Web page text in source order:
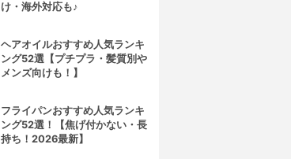
け・海外対応も♪
ヘアオイルおすすめ人気ランキ
ング52選【プチプラ・髪質別や
メンズ向けも！】
フライパンおすすめ人気ランキ
ング52選！【焦げ付かない・長
持ち！2026最新】